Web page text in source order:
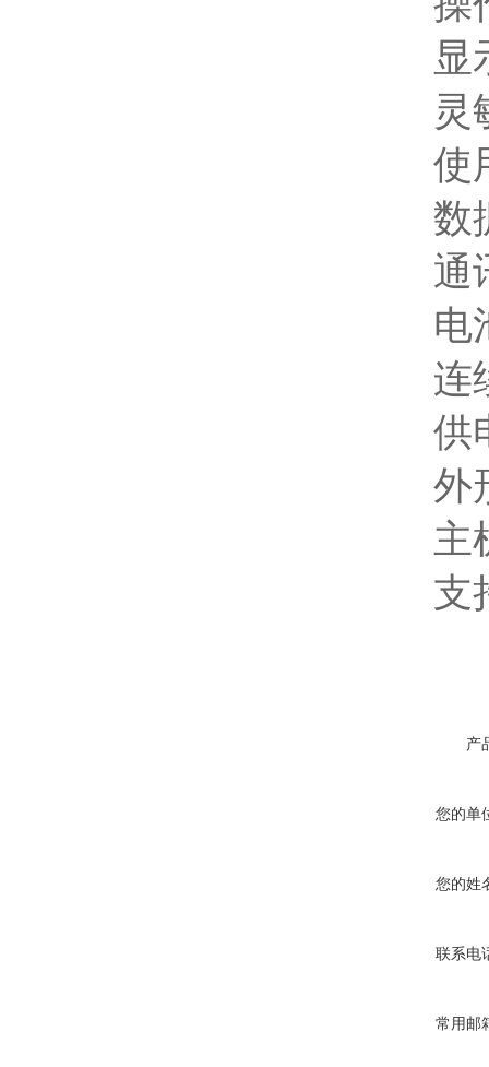
显示
灵敏
使用
数据
通讯
电池
连续
供电
外形
主机
支持
产
您的单
您的姓
联系电
常用邮